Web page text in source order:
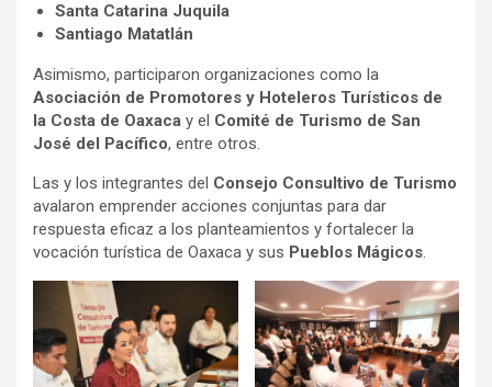
Santa Catarina Juquila
Santiago Matatlán
Asimismo, participaron organizaciones como la
Asociación de Promotores y Hoteleros Turísticos de
la Costa de Oaxaca y el Comité de Turismo de San
José del Pacífico, entre otros.
Las y los integrantes del Consejo Consultivo de Turismo
avalaron emprender acciones conjuntas para dar
respuesta eficaz a los planteamientos y fortalecer la
vocación turística de Oaxaca y sus Pueblos Mágicos